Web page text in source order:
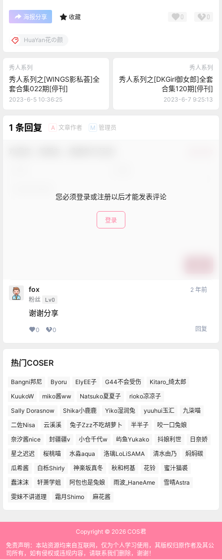
海报分享 收藏 0 0
HuaYan花の颜
秀人系列
秀人系列之[WINGS影私荟]全
套合集022期[停刊]
2023-6-5 10:36:25
秀人系列
秀人系列之[DKGirl御女郎]全套
合集120期[停刊]
2023-6-7 9:25:13
1 条回复 A 文章作者 M 管理员
您必须登录或注册以后才能发表评论
登录
fox
粉丝 Lv0
2 年前
谢谢分享
0 0 回复
热门COSER
Bangni邦尼 Byoru ElyEE子 G44不会受伤
Kitaro_绮太郎
KuukoW
miko酱ww Natsuko夏夏子
rioko凉凉子
Sally Dorasnow
Shika小鹿鹿 Yiko湿润兔 yuuhui玉汇
九柒喵
二佐Nisa
云溪溪 兔子Zzz不吃胡萝卜 半半子
咬一口兔娘
奈汐酱nice
封疆疆v 小仓千代w 屿鱼Yukako 抖娘利世
日奈娇
星之迟迟
桜桃喵 水淼aqua 洛璃LoLiSAMA 清水由乃
焖焖碳
瓜希酱
白栎Shirly 神楽坂真冬 秋和柯基 花铃
蜜汁猫裘
蠢沫沫
轩萧学姐 阿包也是兔娘 雨波_HaneAme
雪晴Astra
雯妹不讲道理
霜月Shimo 麻花酱
Copyright © 2026 COS君
免责声明：本站资源均来自互联网，仅为个人学习使用，其版权归原作者及其公
司所有，如有侵权或违规内容，请联系我们删除，谢谢！